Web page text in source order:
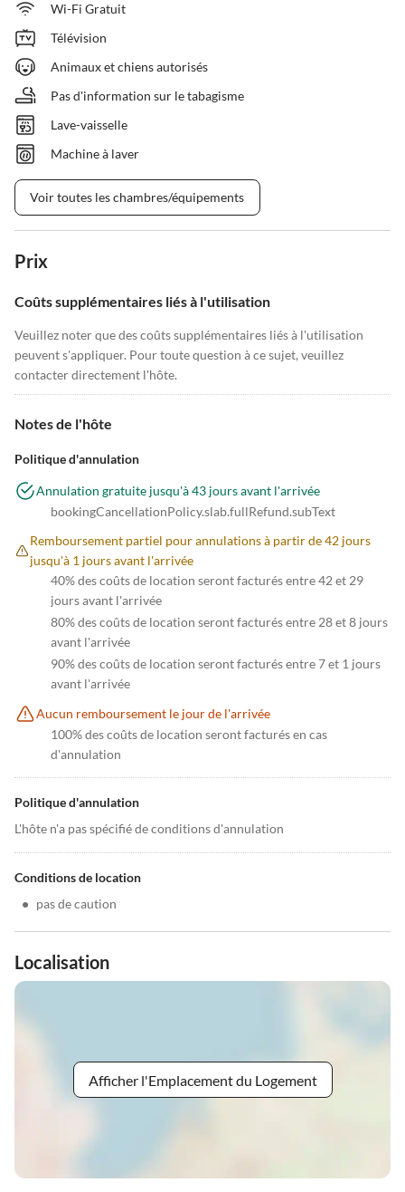
Wi-Fi Gratuit
Télévision
Animaux et chiens autorisés
Pas d'information sur le tabagisme
Lave-vaisselle
Machine à laver
Voir toutes les chambres/équipements
Prix
Coûts supplémentaires liés à l'utilisation
Veuillez noter que des coûts supplémentaires liés à l'utilisation
peuvent s'appliquer. Pour toute question à ce sujet, veuillez
contacter directement l'hôte.
Notes de l'hôte
Politique d'annulation
Annulation gratuite jusqu'à 43 jours avant l'arrivée
bookingCancellationPolicy.slab.fullRefund.subText
Remboursement partiel pour annulations à partir de 42 jours
jusqu'à 1 jours avant l'arrivée
40% des coûts de location seront facturés entre 42 et 29
jours avant l'arrivée
80% des coûts de location seront facturés entre 28 et 8 jours
avant l'arrivée
90% des coûts de location seront facturés entre 7 et 1 jours
avant l'arrivée
Aucun remboursement le jour de l'arrivée
100% des coûts de location seront facturés en cas
d'annulation
Politique d'annulation
L'hôte n'a pas spécifié de conditions d'annulation
Conditions de location
• pas de caution
Localisation
Afficher l'Emplacement du Logement